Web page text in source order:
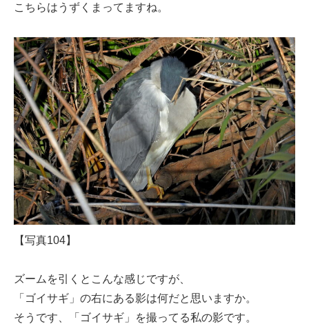
こちらはうずくまってますね。
【写真104】
ズームを引くとこんな感じですが、
「ゴイサギ」の右にある影は何だと思いますか。
そうです、「ゴイサギ」を撮ってる私の影です。